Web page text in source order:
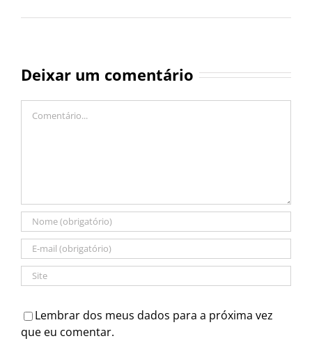
Deixar um comentário
Lembrar dos meus dados para a próxima vez
que eu comentar.